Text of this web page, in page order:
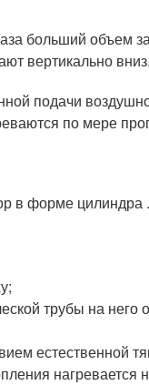
больший объем
вертикально вниз.
подачи
по мере
в форме
трубы на него
естественной
нагревается